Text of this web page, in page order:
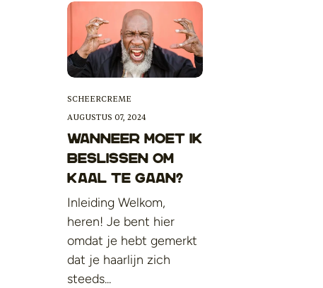
SCHEERCREME
AUGUSTUS 07, 2024
Wanneer moet ik
beslissen om
kaal te gaan?
Inleiding Welkom,
heren! Je bent hier
omdat je hebt gemerkt
dat je haarlijn zich
steeds...